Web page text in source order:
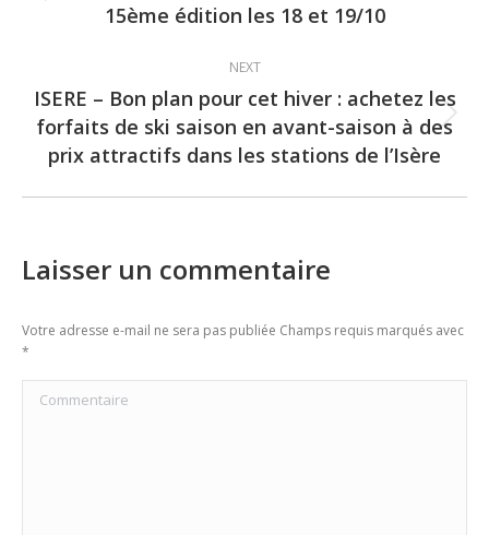
post:
15ème édition les 18 et 19/10
NEXT
Next
post:
ISERE – Bon plan pour cet hiver : achetez les
forfaits de ski saison en avant-saison à des
prix attractifs dans les stations de l’Isère
Laisser un commentaire
Votre adresse e-mail ne sera pas publiée Champs requis marqués avec
*
Commentaire